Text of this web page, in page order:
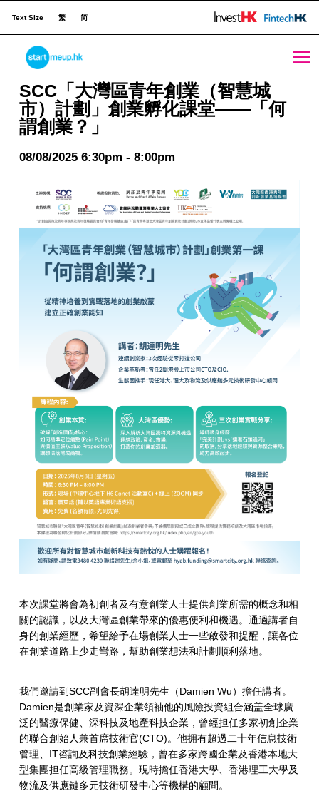
SCC「大灣區青年創業（智慧城市）計劃」創業孵化課堂——「何謂創業？」 - StartmeupHK
STARTMEUPHK
STARTMEUPHK FESTIVAL IS THE LEADING STARTUP AND INNOVATION CONFERENCE EVENT IN HONG KONG
Text Size 繁 简
SCC「大灣區青年創業（智慧城
市）計劃」創業孵化課堂——「何
謂創業？」
08/08/2025 6:30pm - 8:00pm
本次課堂將會為初創者及有意創業人士提供創業所需的概念和相
關的認識，以及大灣區創業帶來的優惠便利和機遇。通過講者自
身的創業經歷，希望給予在場創業人士一些啟發和提醒，讓各位
在創業道路上少走彎路，幫助創業想法和計劃順利落地。
我們邀請到SCC副會長胡達明先生（Damien Wu）擔任講者。
Damien是創業家及資深企業領袖他的風險投資組合涵盖全球廣
泛的醫療保健、深科技及地產科技企業，曾經担任多家初創企業
的聯合創始人兼首席技術官(CTO)。他拥有超過二十年信息技術
管理、IT咨詢及科技創業經驗，曾在多家跨國企業及香港本地大
型集團担任高級管理職務。現時擔任香港大學、香港理工大學及
物流及供應鏈多元技術研發中心等機構的顧問。